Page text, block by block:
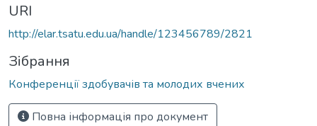
URI
http://elar.tsatu.edu.ua/handle/123456789/2821
Зібрання
Конференції здобувачів та молодих вчених
Повна інформація про документ